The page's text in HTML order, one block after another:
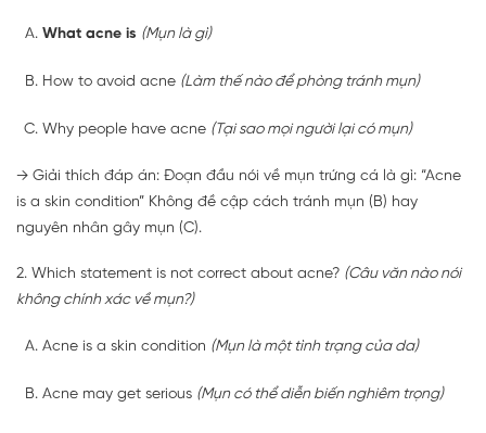
What acne is (Mụn là gì)
How to avoid acne (Làm thế nào để phòng tránh mụn)
Why people have acne (Tại sao mọi người lại có mụn)
→ Giải thích đáp án: Đoạn đầu nói về mụn trứng cá là gì: “Acne
is a skin condition” Không đề cập cách tránh mụn (B) hay
nguyên nhân gây mụn (C).
2. Which statement is not correct about acne? (Câu văn nào nói
không chính xác về mụn?)
Acne is a skin condition (Mụn là một tình trạng của da)
Acne may get serious (Mụn có thể diễn biến nghiêm trọng)